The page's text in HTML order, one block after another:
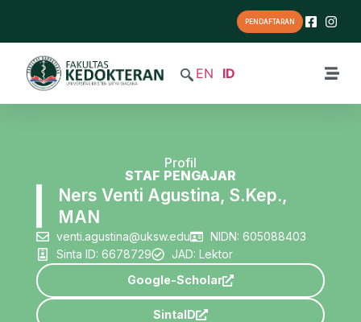
PENDAFTARAN
EN ID
Profil
STAF PENGAJAR
Ners Venti Agustina, S.Kep.,
MAN
venti.agustina@uksw.edu
NIDN: 605088403
Sinta ID: 6678729
JAD: Lektor
Google-Scholar
SintaID